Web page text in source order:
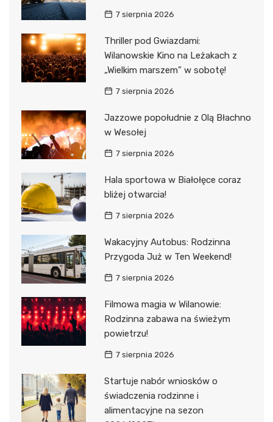
7 sierpnia 2026
Thriller pod Gwiazdami:
Wilanowskie Kino na Leżakach z
„Wielkim marszem” w sobotę!
7 sierpnia 2026
Jazzowe popołudnie z Olą Błachno
w Wesołej
7 sierpnia 2026
Hala sportowa w Białołęce coraz
bliżej otwarcia!
7 sierpnia 2026
Wakacyjny Autobus: Rodzinna
Przygoda Już w Ten Weekend!
7 sierpnia 2026
Filmowa magia w Wilanowie:
Rodzinna zabawa na świeżym
powietrzu!
7 sierpnia 2026
Startuje nabór wniosków o
świadczenia rodzinne i
alimentacyjne na sezon